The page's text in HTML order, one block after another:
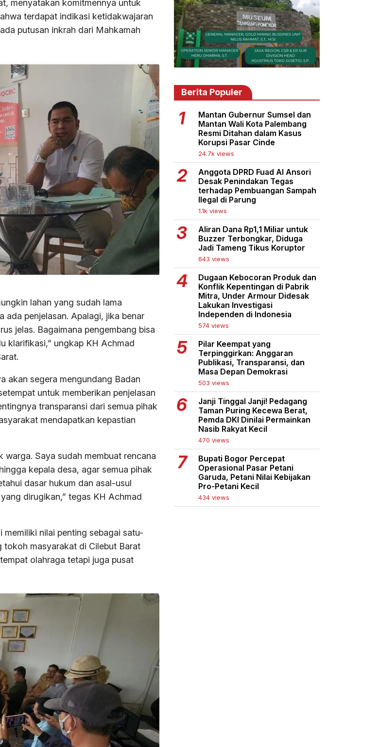
menyatakan komitmennya untuk
terdapat indikasi ketidakwajaran
putusan inkrah dari Mahkamah
lahan yang sudah lama
ada penjelasan. Apalagi, jika benar
jelas. Bagaimana pengembang bisa
klarifikasi,” ungkap KH Achmad
akan segera mengundang Badan
untuk memberikan penjelasan
transparansi dari semua pihak
mendapatkan kepastian
warga. Saya sudah membuat rencana
kepala desa, agar semua pihak
dasar hukum dan asal-usul
dirugikan,” tegas KH Achmad
nilai penting sebagai satu-
tokoh masyarakat di Cilebut Barat
olahraga tetapi juga pusat
Berita Populer
Mantan Gubernur Sumsel dan
Mantan Wali Kota Palembang
Resmi Ditahan dalam Kasus
Korupsi Pasar Cinde
24.7k views
Anggota DPRD Fuad Al Ansori
Desak Penindakan Tegas
terhadap Pembuangan Sampah
Ilegal di Parung
1.1k views
Aliran Dana Rp1,1 Miliar untuk
Buzzer Terbongkar, Diduga
Jadi Tameng Tikus Koruptor
643 views
Dugaan Kebocoran Produk dan
Konflik Kepentingan di Pabrik
Mitra, Under Armour Didesak
Lakukan Investigasi
Independen di Indonesia
574 views
Pilar Keempat yang
Terpinggirkan: Anggaran
Publikasi, Transparansi, dan
Masa Depan Demokrasi
503 views
Janji Tinggal Janji! Pedagang
Taman Puring Kecewa Berat,
Pemda DKI Dinilai Permainkan
Nasib Rakyat Kecil
470 views
Bupati Bogor Percepat
Operasional Pasar Petani
Garuda, Petani Nilai Kebijakan
Pro-Petani Kecil
434 views